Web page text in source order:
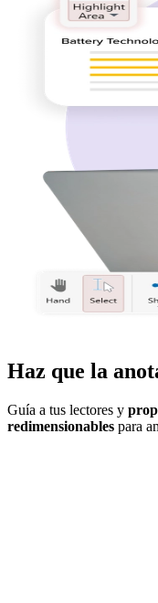
Haz que la
Guía a tus lectores y
redimensionables para